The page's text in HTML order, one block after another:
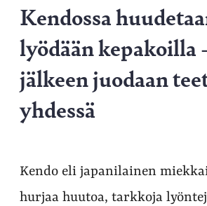
Kendossa
lyödään kepakoilla
jälkeen juodaan
yhdessä
Kendo eli japanilainen
hurjaa huutoa, tarkkoja